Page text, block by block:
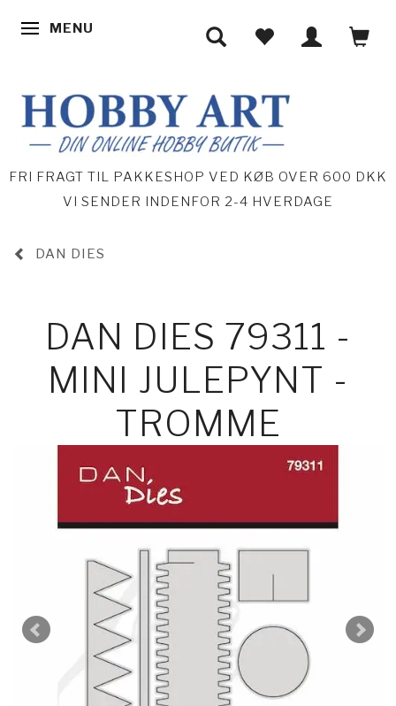
SKIFTE NAVIGATION
MENU
FRI FRAGT TIL PAKKESHOP VED KØB OVER 600 DKK
VI SENDER INDENFOR 2-4 HVERDAGE
DAN DIES
DAN DIES 79311 -
MINI JULEPYNT -
TROMME